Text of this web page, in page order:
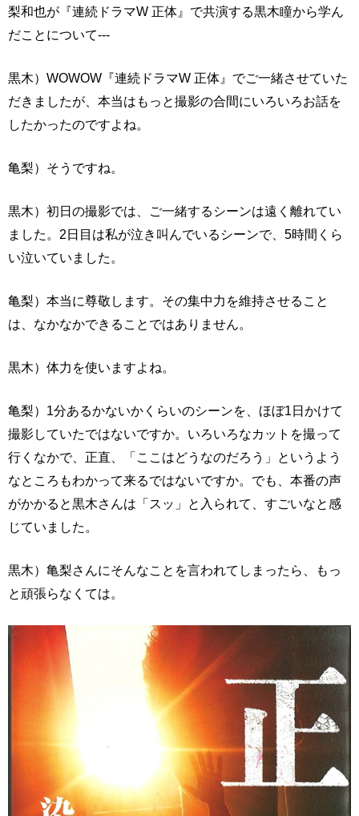
梨和也が『連続ドラマW 正体』で共演する黒木瞳から学ん
だことについて---
黒木）WOWOW『連続ドラマW 正体』でご一緒させていた
だきましたが、本当はもっと撮影の合間にいろいろお話を
したかったのですよね。
亀梨）そうですね。
黒木）初日の撮影では、ご一緒するシーンは遠く離れてい
ました。2日目は私が泣き叫んでいるシーンで、5時間くら
い泣いていました。
亀梨）本当に尊敬します。その集中力を維持させること
は、なかなかできることではありません。
黒木）体力を使いますよね。
亀梨）1分あるかないかくらいのシーンを、ほぼ1日かけて
撮影していたではないですか。いろいろなカットを撮って
行くなかで、正直、「ここはどうなのだろう」というよう
なところもわかって来るではないですか。でも、本番の声
がかかると黒木さんは「スッ」と入られて、すごいなと感
じていました。
黒木）亀梨さんにそんなことを言われてしまったら、もっ
と頑張らなくては。